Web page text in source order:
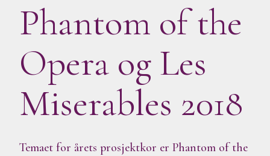
Phantom of the
Opera og Les
Miserables 2018
Temaet for årets prosjektkor er Phantom of the